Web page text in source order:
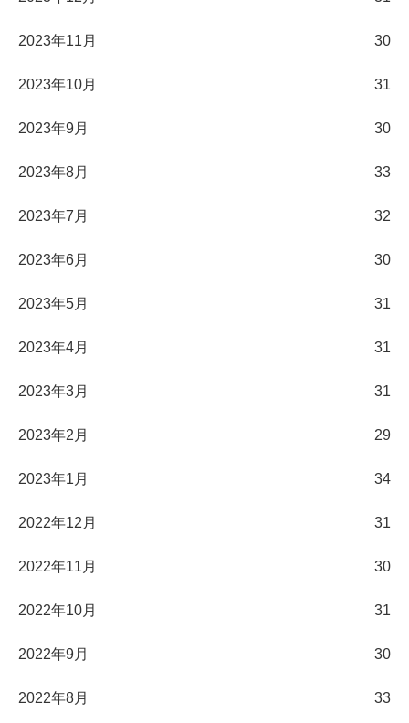
2023年11月 30
2023年10月 31
2023年9月 30
2023年8月 33
2023年7月 32
2023年6月 30
2023年5月 31
2023年4月 31
2023年3月 31
2023年2月 29
2023年1月 34
2022年12月 31
2022年11月 30
2022年10月 31
2022年9月 30
2022年8月 33